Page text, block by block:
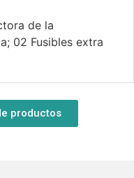
de la
02 Fusibles extra
productos